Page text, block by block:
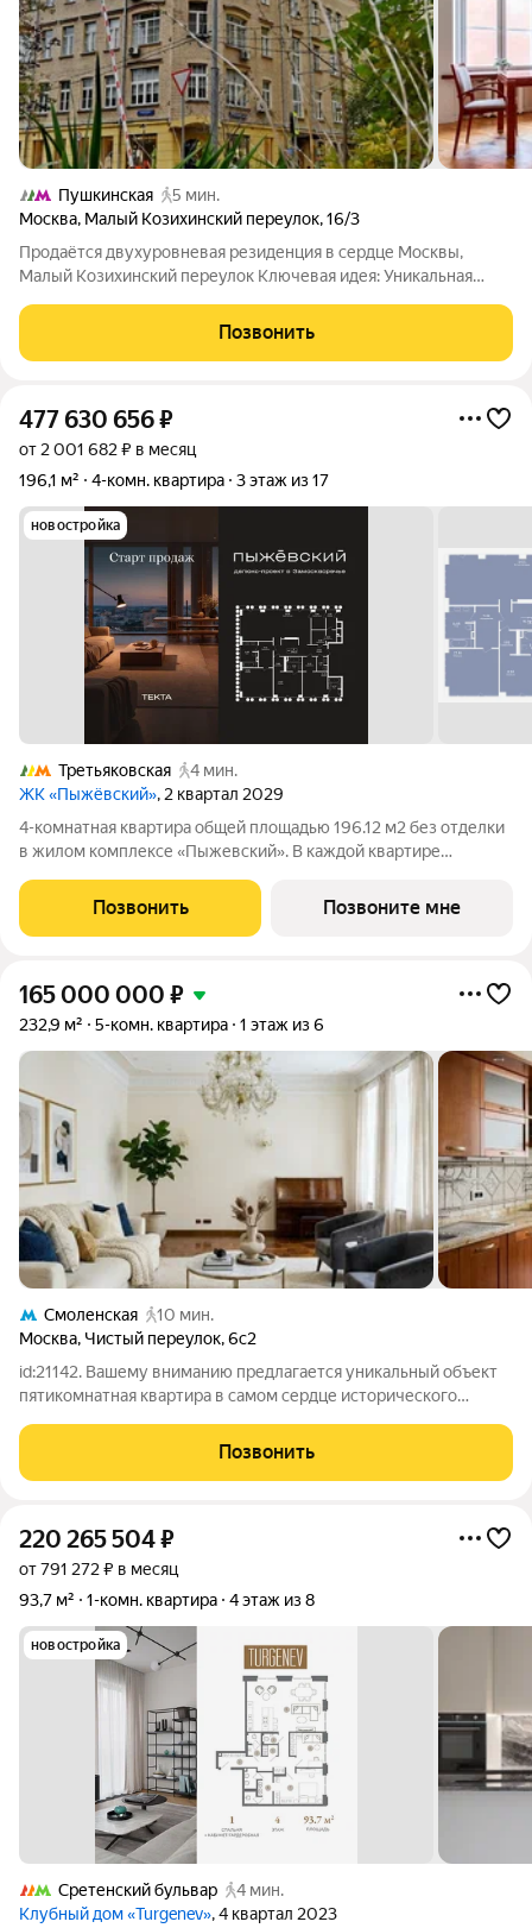
Пушкинская
5 мин.
Москва, Малый Козихинский переулок,16/3
Продаётся двухуровневая резиденция в сердце Москвы,
Малый Козихинский переулок Ключевая идея: Уникальная
исторический дух и статусное расположение в самом центре
Москвы. О ПРОСТРАНСТВЕ: Ваша
Позвонить
477 630 656₽
от 2 001 682 ₽ в месяц
196,1 м²
4-комн. квартира 3 этаж из 17
новостройка
Третьяковская
4 мин.
ЖК «Пыжёвский», 2 квартал 2029
4-комнатная квартира общей площадью 196.12 м2 без отделки
в жилом комплексе «Пыжевский». В каждой квартире
остекление формирует визуальную связь с городом вид на
Кремль, Храм Христа Спасителя и
Позвонить Позвоните мне
165 000 000 ₽
232,9 м² 5-комн. квартира 1 этаж из 6
Смоленская
10 мин.
Москва, Чистый переулок,6с2
id:21142. Вашему вниманию предлагается уникальный объект
пятикомнатная квартира в самом сердце исторического
жилье общей площадью 232,9 м расположено в
дореволюционном доме 1914 года на высоком
Позвонить
220 265 504₽
от 791 272 ₽ в месяц
93,7 м²
1-комн. квартира 4 этаж из 8
новостройка
Сретенский бульвар
4 мин.
Клубный дом «Turgenev», 4 квартал 2023